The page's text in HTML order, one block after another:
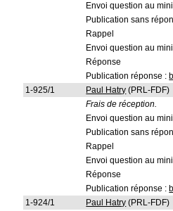
Envoi question au
Publication sans
Rappel
Envoi question au
Réponse
Publication réponse :
1-925/1
Paul Hatry (PRL-FDF)
Frais de réception.
Envoi question au
Publication sans
Rappel
Envoi question au
Réponse
Publication réponse :
1-924/1
Paul Hatry (PRL-FDF)